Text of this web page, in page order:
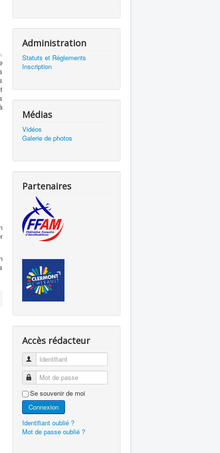
Administration
Statuts et Réglements
Inscription
Médias
Vidéos
Galerie de photos
Partenaires
Accès rédacteur
Identifiant
Mot de passe
Se souvenir de moi
Connexion
Identifiant oublié ?
Mot de passe oublié ?